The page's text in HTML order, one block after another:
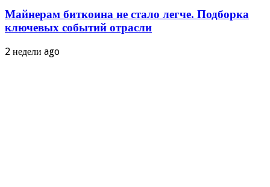
Майнерам биткоина не стало легче. Подборка
ключевых событий отрасли
2 недели ago